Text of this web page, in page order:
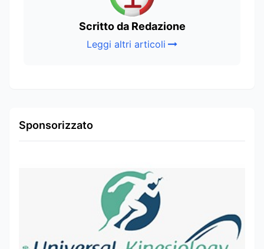
Scritto da Redazione
Leggi altri articoli
Sponsorizzato